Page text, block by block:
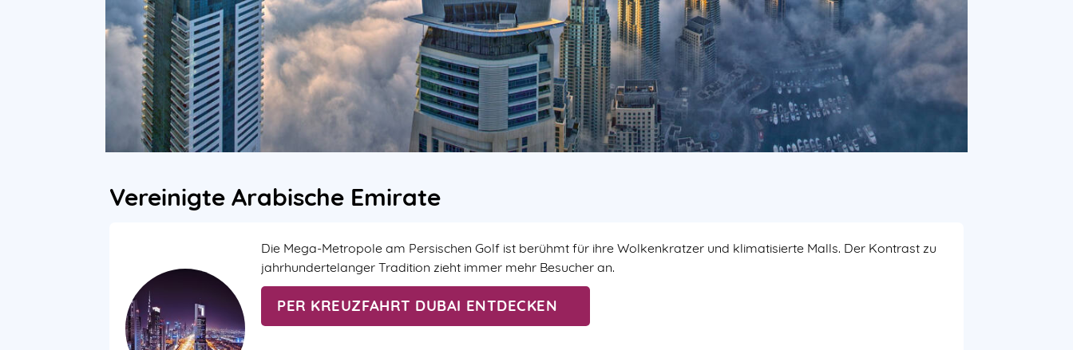
Vereinigte Arabische Emirate
Die Mega-Metropole am Persischen Golf ist berühmt für ihre Wolkenkratzer und klimatisierte Malls. Der Kontrast zu
jahrhundertelanger Tradition zieht immer mehr Besucher an.
PER KREUZFAHRT DUBAI ENTDECKEN